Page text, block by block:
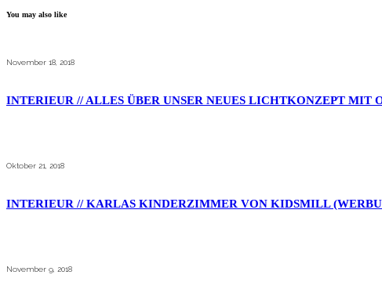
You may also like
November 18, 2018
INTERIEUR // ALLES ÜBER UNSER NEUES LICHTKONZEPT MIT
Oktober 21, 2018
INTERIEUR // KARLAS KINDERZIMMER VON KIDSMILL
November 9, 2018